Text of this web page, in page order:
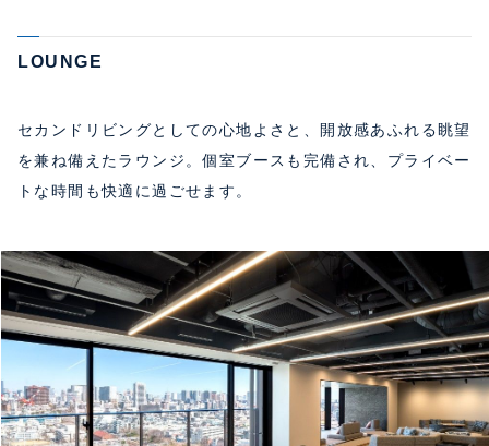
LOUNGE
セカンドリビングとしての心地よさと、開放感あふれる眺望
を兼ね備えたラウンジ。個室ブースも完備され、プライベー
トな時間も快適に過ごせます。